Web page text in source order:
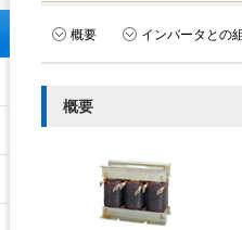
概要 インバータとの
概要